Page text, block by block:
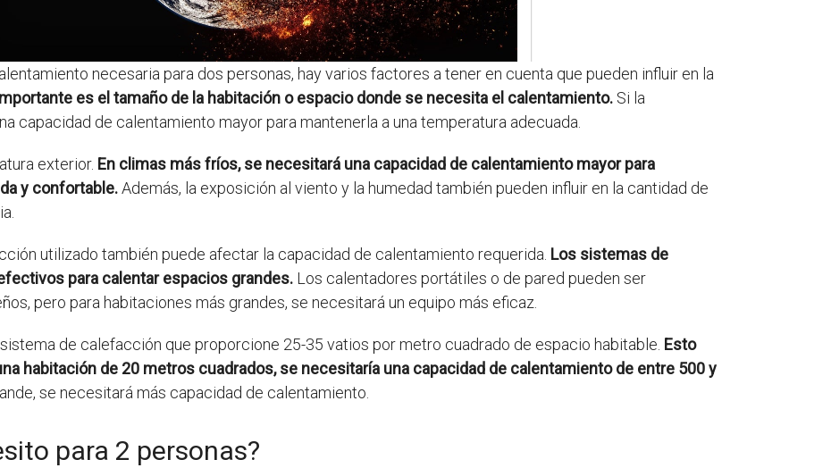
necesaria para dos personas, hay varios factores a tener en cuenta que pueden influir en la
es el tamaño de la habitación o espacio donde se necesita el calentamiento. Si la
capacidad de calentamiento mayor para mantenerla a una temperatura adecuada.
exterior. En climas más fríos, se necesitará una capacidad de calentamiento mayor para
y confortable.Además, la exposición al viento y la humedad también pueden influir en la cantidad de
utilizado también puede afectar la capacidad de calentamiento requerida. Los sistemas de
para calentar espacios grandes. Los calentadores portátiles o de pared pueden ser
pero para habitaciones más grandes, se necesitará un equipo más eficaz.
de calefacción que proporcione 25-35 vatios por metro cuadrado de espacio habitable. Esto
habitación de 20 metros cuadrados, se necesitaría una capacidad de calentamiento de entre 500 y
se necesitará más capacidad de calentamiento.
para 2 personas?